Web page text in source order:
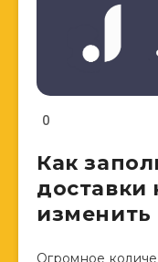
0
Как
доставки
изменить